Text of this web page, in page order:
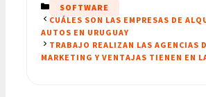
CATEGORÍAS
SOFTWARE
CUÁLES SON LAS EMPRESAS DE
AUTOS EN URUGUAY
TRABAJO REALIZAN LAS AGENCIAS
MARKETING Y VENTAJAS TIENEN EN